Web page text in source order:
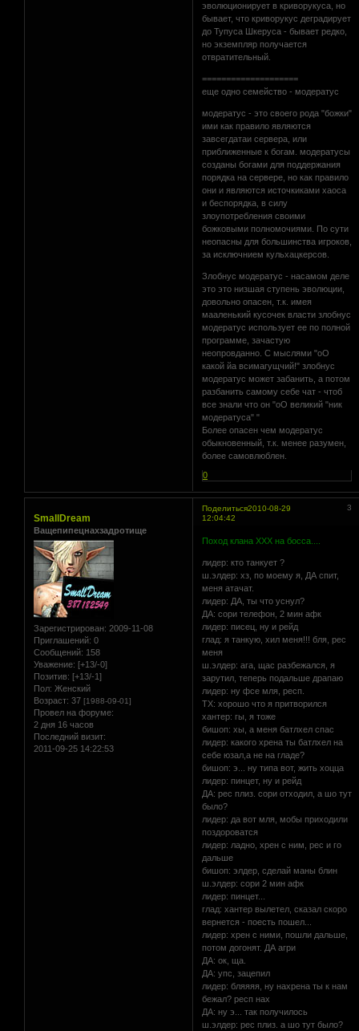
эволюционирует в криворукуса, но
бывает, что криворукус деградирует
до Тупуса Шкеруса - бывает редко,
но экземпляр получается
отвратительный.
====================
еще одно семейство - модератус
модератус - это своего рода "божки"
ими как правило являются
завсегдатаи сервера, или
приближенные к богам. модератусы
созданы богами для поддержания
порядка на сервере, но как правило
они и являются источкиками хаоса
и беспорядка, в силу
злоупотребления своими
божковыми полномочиями. По сути
неопасны для большинства игроков,
за исключнием кульхацкерсов.
Злобнус модератус - насамом деле
это это низшая ступень эволюции,
довольно опасен, т.к. имея
мааленький кусочек власти злобнус
модератус использует ее по полной
программе, зачастую
неопровданно. С мыслями "оО
какой йа всимагущчий!" злобнус
модератус может забанить, а потом
разбанить самому себе чат - чтоб
все знали что он "оО великий "ник
модератуса" "
Более опасен чем модератус
обыкновенный, т.к. менее разумен,
более самовлюблен.
0
Поделиться 3
2010-08-29
12:04:42
SmallDream
Ващепипецнахзадротище
Зарегистрирован: 2009-11-08
Приглашений: 0
Сообщений: 158
Уважение: [+13/-0]
Позитив: [+13/-1]
Пол: Женский
Возраст: 37 [1988-09-01]
Провел на форуме:
2 дня 16 часов
Последний визит:
2011-09-25 14:22:53
Поход клана XXX на босса....
лидер: кто танкует ?
ш.элдер: хз, по моему я, ДА спит,
меня атачат.
лидер: ДА, ты что уснул?
ДА: сори телефон, 2 мин афк
лидер: писец, ну и рейд
глад: я танкую, хил меня!!! бля, рес
меня
ш.элдер: ага, щас разбежался, я
зарутил, теперь подальше драпаю
лидер: ну фсе мля, респ.
ТХ: хорошо что я притворился
хантер: гы, я тоже
бишоп: хы, а меня батлхел спас
лидер: какого хрена ты батлхел на
себе юзал,а не на гладе?
бишоп: э... ну типа вот, жить хоцца
лидер: пинцет, ну и рейд
ДА: рес плиз. сори отходил, а шо тут
было?
лидер: да вот мля, мобы приходили
поздороватся
лидер: ладно, хрен с ним, рес и го
дальше
бишоп: элдер, сделай маны блин
ш.элдер: сори 2 мин афк
лидер: пинцет...
глад: хантер вылетел, сказал скоро
вернется - поесть пошел...
лидер: хрен с ними, пошли дальше,
потом догонят. ДА агри
ДА: ок, ща.
ДА: упс, зацепил
лидер: бляяяя, ну нахрена ты к нам
бежал? респ нах
ДА: ну э... так получилось
ш.элдер: рес плиз. а шо тут было?